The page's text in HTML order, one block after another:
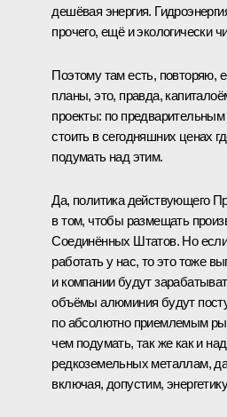
дешёвая энергия.
прочего, ещё и экологически
Поэтому там есть, повторяю,
планы, это, правда,
проекты: по
стоить в сегодняшних ценах
подумать над этим.
Да, политика действующего
в том, чтобы размещать
Соединённых Штатов. Но
работать у нас, то это тоже
и компании будут
объёмы алюминия будут
по абсолютно приемлемым
чем подумать, так же как и
редкоземельных металлам,
включая, допустим,